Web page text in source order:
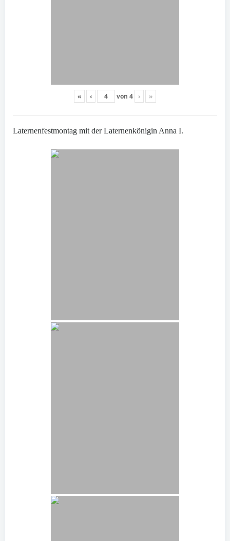
« ‹ von 4 › »
Laternenfestmontag mit der Laternenkönigin Anna I.